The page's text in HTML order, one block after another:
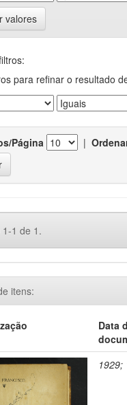
valores
para refinar o resultado
Página |
1 de 1.
itens:
Data
1929;